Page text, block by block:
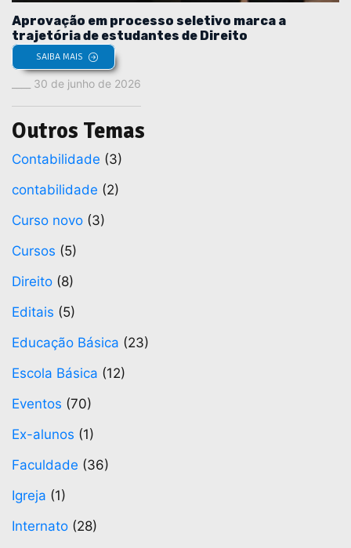
Aprovação em processo seletivo marca a
trajetória de estudantes de Direito
SAIBA MAIS
30 de junho de 2026
Outros Temas
Contabilidade (3)
contabilidade (2)
Curso novo (3)
Cursos (5)
Direito (8)
Editais (5)
Educação Básica (23)
Escola Básica (12)
Eventos (70)
Ex-alunos (1)
Faculdade (36)
Igreja (1)
Internato (28)